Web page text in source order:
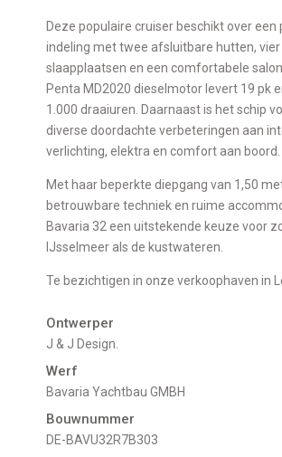
Deze populaire cruiser beschikt over een
indeling met twee afsluitbare hutten, vier
slaapplaatsen en een comfortabele
Penta MD2020 dieselmotor levert 19 pk
1.000 draaiuren. Daarnaast is het schip
diverse doordachte verbeteringen aan
verlichting, elektra en comfort aan boord.
Met haar beperkte diepgang van 1,50
betrouwbare techniek en ruime
Bavaria 32 een uitstekende keuze voor
IJsselmeer als de kustwateren.
Te bezichtigen in onze verkoophaven in
Ontwerper
J & J Design.
Werf
Bavaria Yachtbau GMBH
Bouwnummer
DE-BAVU32R7B303